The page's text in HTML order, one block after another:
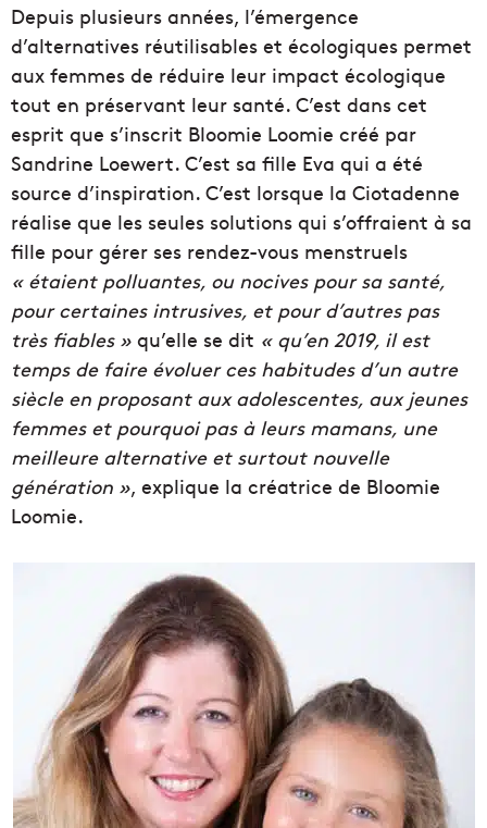
Depuis plusieurs années, l’émergence
d’alternatives réutilisables et écologiques permet
aux femmes de réduire leur impact écologique
tout en préservant leur santé. C’est dans cet
esprit que s’inscrit Bloomie Loomie créé par
Sandrine Loewert. C’est sa fille Eva qui a été
source d’inspiration. C’est lorsque la Ciotadenne
réalise que les seules solutions qui s’offraient à sa
fille pour gérer ses rendez-vous menstruels
« étaient polluantes, ou nocives pour sa santé,
pour certaines intrusives, et pour d’autres pas
très fiables » qu’elle se dit « qu’en 2019, il est
temps de faire évoluer ces habitudes d’un autre
siècle en proposant aux adolescentes, aux jeunes
femmes et pourquoi pas à leurs mamans, une
meilleure alternative et surtout nouvelle
génération », explique la créatrice de Bloomie
Loomie.